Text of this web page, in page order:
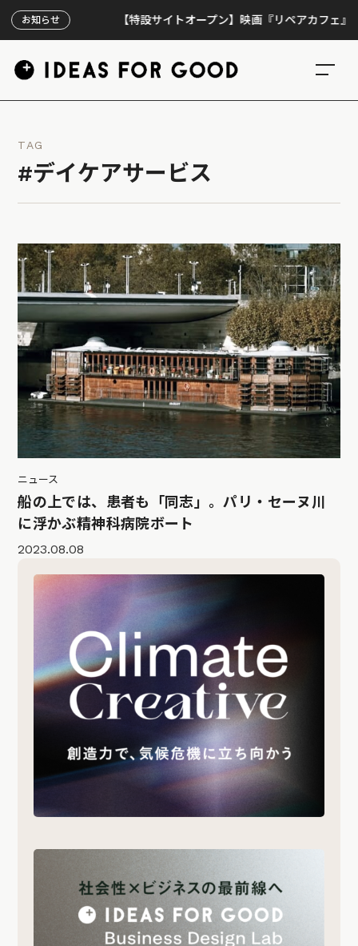
お知らせ 【特設サイトオープン】映画『リペアカフェ』、上
TAG
#デイケアサービス
ニュース
船の上では、患者も「同志」。パリ・セーヌ川
に浮かぶ精神科病院ボート
2023.08.08